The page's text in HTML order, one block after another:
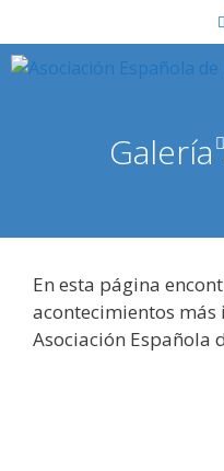
al
contenido
En esta página
acontecimientos
Asociación Española